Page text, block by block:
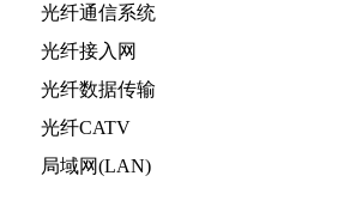
光纤通信系统
光纤接入网
光纤数据传输
光纤CATV
局域网(LAN)